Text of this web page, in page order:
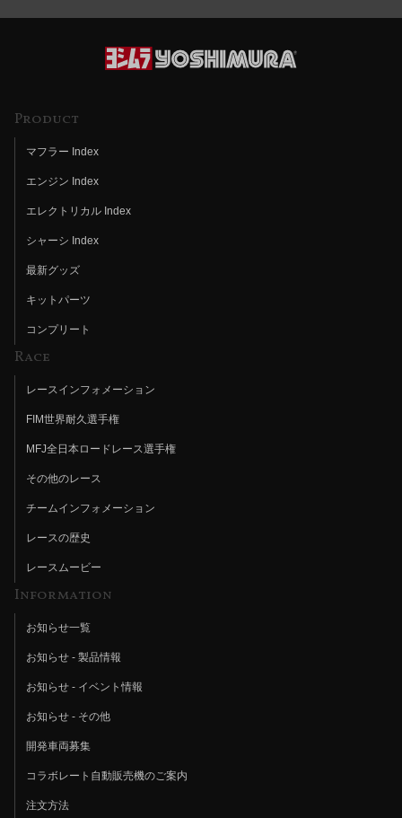
Product
マフラー Index
エンジン Index
エレクトリカル Index
シャーシ Index
最新グッズ
キットパーツ
コンプリート
Race
レースインフォメーション
FIM世界耐久選手権
MFJ全日本ロードレース選手権
その他のレース
チームインフォメーション
レースの歴史
レースムービー
Information
お知らせ一覧
お知らせ - 製品情報
お知らせ - イベント情報
お知らせ - その他
開発車両募集
コラボレート自動販売機のご案内
注文方法